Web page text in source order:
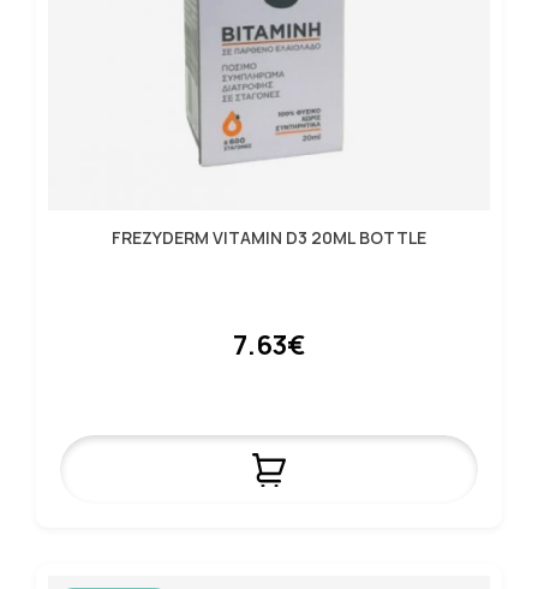
FREZYDERM VITAMIN D3 20ML BOTTLE
7.63€